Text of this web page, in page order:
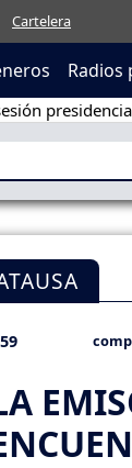
Cartelera
Radios